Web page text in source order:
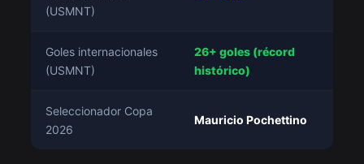
(USMNT)
Goles internacionales
(USMNT)
26+ goles (récord
histórico)
Seleccionador Copa
2026
Mauricio Pochettino